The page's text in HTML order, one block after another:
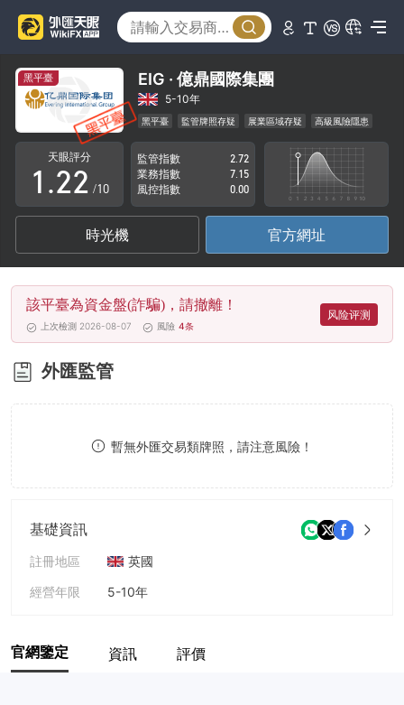
黑平臺 EIG · 億鼎國際集團
5-10年
黑平臺 監管牌照存疑 展業區域存疑 高級風險隱患
天眼評分
0
1
2
3
4
5
6
7
.
0
1
2
3
4
5
6
7
8
0
1
2
3
4
5
6
7
8
/10
監管指數
2.72
業務指數
7.15
風控指數
0.00
時光機 官方網址
該平臺為資金盤(詐騙)，請撤離！
上次檢測 2026-08-07 風險 4条
风险评测
外匯監管
暫無外匯交易類牌照，請注意風險！
基礎資訊
註冊地區
英國
經營年限
5-10年
官網鑒定 資訊 評價